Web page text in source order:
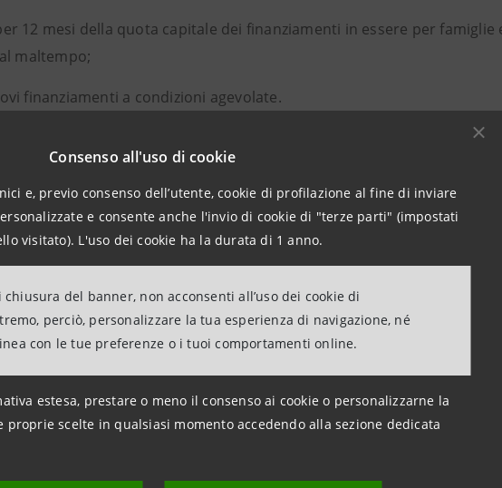
Consenso all'uso di cookie
e, previo consenso dell’utente, cookie di profilazione al fine di inviare
e consente anche l'invio di cookie di "terze parti" (impostati
visitato). L'uso dei cookie ha la durata di 1 anno.
del banner, non acconsenti all’uso dei cookie di
perciò, personalizzare la tua esperienza di navigazione, né
con le tue preferenze o i tuoi comportamenti online.
estesa, prestare o meno il consenso ai cookie o personalizzarne la
scelte in qualsiasi momento accedendo alla sezione dedicata
12 mesi della quota capitale dei finanziamenti in essere per
maltempo;
finanziamenti a condizioni agevolate.
Intesa Sanpaolo è legata profondamente ai territori in
opera. Per questo motivo abbiamo deciso di intervenire
subito con un consistente intervento finanziario,
al Veronese così drammaticamente colpito dal
Il nostro sostegno vuole essere un segno concreto di
alle imprese, perché possano proseguire nella loro
situazione critica.